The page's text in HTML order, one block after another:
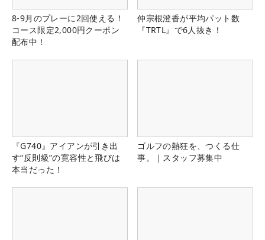
8-9月のプレーに2回使える！
コース限定2,000円クーポン
配布中！
仲宗根澄香が平均パット数
『TRTL』で6人抜き！
『G740』アイアンが引き出
す“反則級”の寛容性と飛びは
本当だった！
ゴルフの熱狂を、つくる仕
事。｜スタッフ募集中